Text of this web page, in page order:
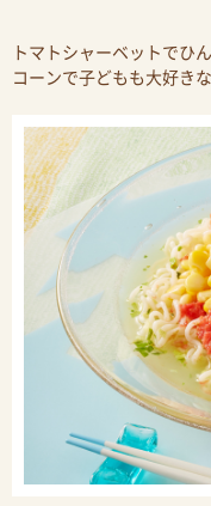
トマトシャーベットでひ
コーンで子どもも大好き